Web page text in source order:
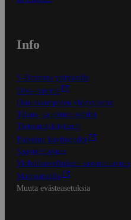
Info
S-Business yrityksille
Oiva-raportit
Osuuskauppojen yhteystiedot
Tilaus- ja toimitusehdot
Tietosuojakäytäntö
Palvelun käyttöehdot
Saavutettavuus
Mobiilisovelluksen saavutettavuus
Mainostajalle
Muuta evästeasetuksia